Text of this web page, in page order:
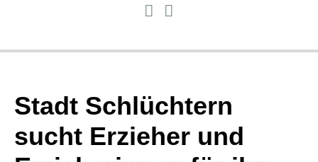
Stadt Schlüchtern
sucht Erzieher und